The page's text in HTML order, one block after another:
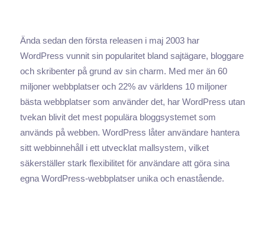
Ända sedan den första releasen i maj 2003 har
WordPress vunnit sin popularitet bland sajtägare, bloggare
och skribenter på grund av sin charm. Med mer än 60
miljoner webbplatser och 22% av världens 10 miljoner
bästa webbplatser som använder det, har WordPress utan
tvekan blivit det mest populära bloggsystemet som
används på webben. WordPress låter användare hantera
sitt webbinnehåll i ett utvecklat mallsystem, vilket
säkerställer stark flexibilitet för användare att göra sina
egna WordPress-webbplatser unika och enastående.